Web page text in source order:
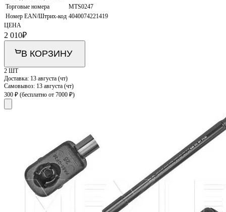
Торговые номера
MTS0247
Номер EAN/Штрих-код 4040074221419
ЦЕНА
2 010₽
В КОРЗИНУ
2 ШТ
Доставка: 13 августа (чт)
Самовывоз: 13 августа (чт)
300 ₽ (бесплатно от 7000 ₽)